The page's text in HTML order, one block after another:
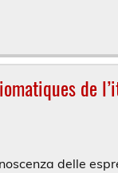
de
delle